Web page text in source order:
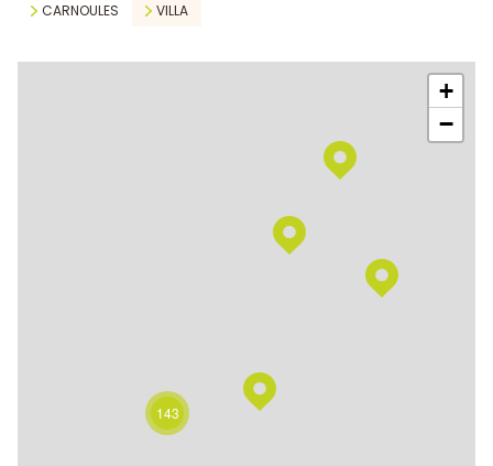
CARNOULES
VILLA
143
+
−